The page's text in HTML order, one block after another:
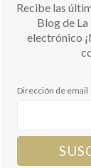
Recibe las
Blog de
electrónico
Dirección de email